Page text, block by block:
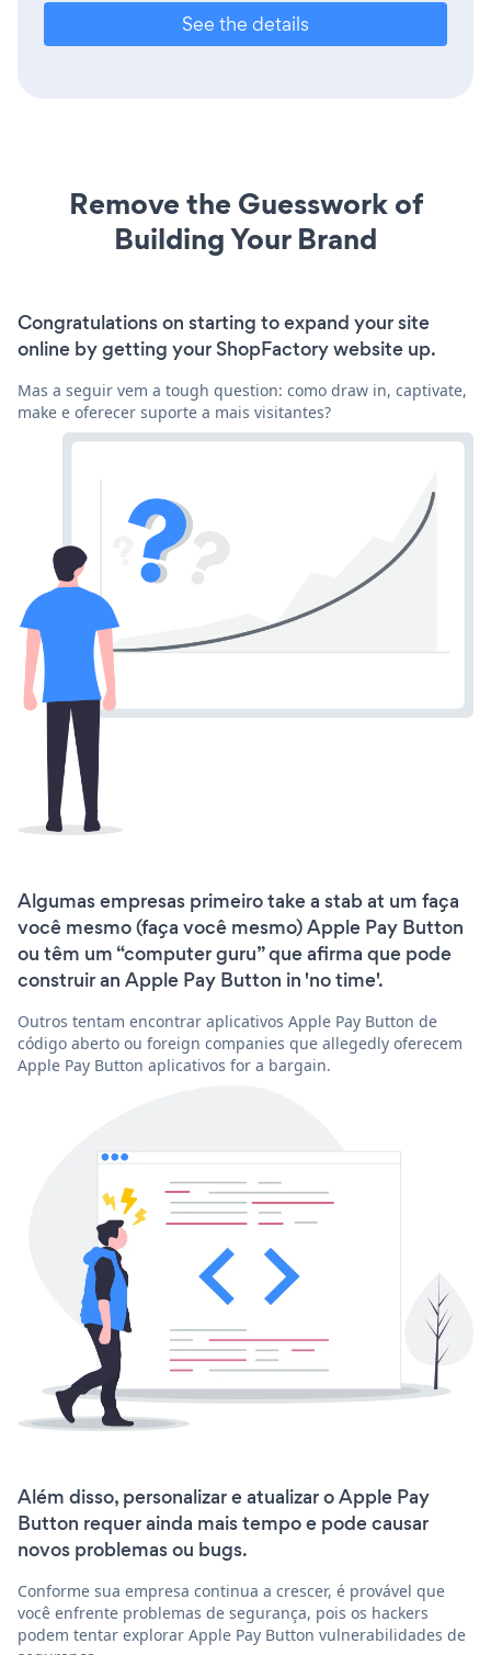
See the details
Remove the Guesswork of
Building Your Brand
Congratulations on starting to expand your site
online by getting your ShopFactory website up.
Mas a seguir vem a tough question: como draw in, captivate,
make e oferecer suporte a mais visitantes?
Algumas empresas primeiro take a stab at um faça
você mesmo (faça você mesmo) Apple Pay Button
ou têm um “computer guru” que afirma que pode
construir an Apple Pay Button in 'no time'.
Outros tentam encontrar aplicativos Apple Pay Button de
código aberto ou foreign companies que allegedly oferecem
Apple Pay Button aplicativos for a bargain.
Além disso, personalizar e atualizar o Apple Pay
Button requer ainda mais tempo e pode causar
novos problemas ou bugs.
Conforme sua empresa continua a crescer, é provável que
você enfrente problemas de segurança, pois os hackers
podem tentar explorar Apple Pay Button vulnerabilidades de